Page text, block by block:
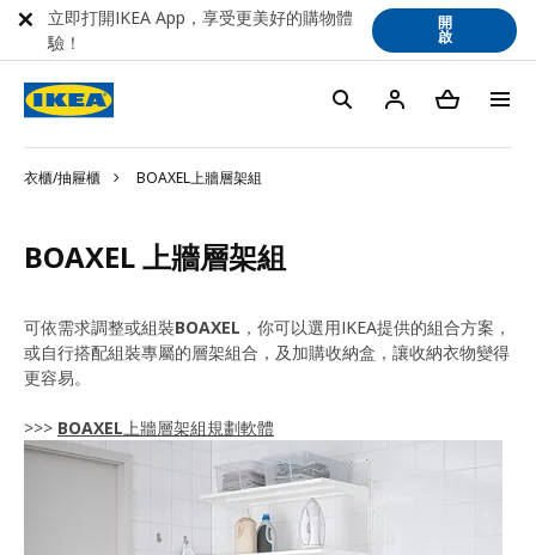
衣櫃/抽屜櫃 BOAXEL上牆層架組
BOAXEL 上牆層架組
可依需求調整或組裝BOAXEL ，你可以選用IKEA提供的組合方案，
或自行搭配組裝專屬的層架組合，及加購收納盒，讓收納衣物變得
更容易。
>>> BOAXEL上牆層架組規劃軟體
立即打開IKEA App，享受更美好的購物體
驗！
開
啟